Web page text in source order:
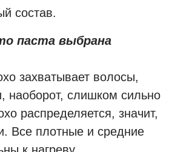
состав.
паста выбрана
захватывает волосы,
наоборот, слишком сильно
распределяется, значит,
Все плотные и средние